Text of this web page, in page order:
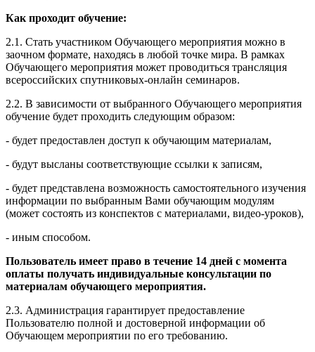
Как проходит обучение:
2.1. Стать участником Обучающего мероприятия можно в
заочном формате, находясь в любой точке мира. В рамках
Обучающего мероприятия может проводиться трансляция
всероссийских спутниковых-онлайн семинаров.
2.2. В зависимости от выбранного Обучающего мероприятия
обучение будет проходить следующим образом:
- будет предоставлен доступ к обучающим материалам,
- будут высланы соответствующие ссылки к записям,
- будет представлена возможность самостоятельного изучения
информации по выбранным Вами обучающим модулям
(может состоять из конспектов с материалами, видео-уроков),
- иным способом.
Пользователь имеет право в течение 14 дней с момента
оплаты получать индивидуальные консультации по
материалам обучающего мероприятия.
2.3. Администрация гарантирует предоставление
Пользователю полной и достоверной информации об
Обучающем мероприятии по его требованию.